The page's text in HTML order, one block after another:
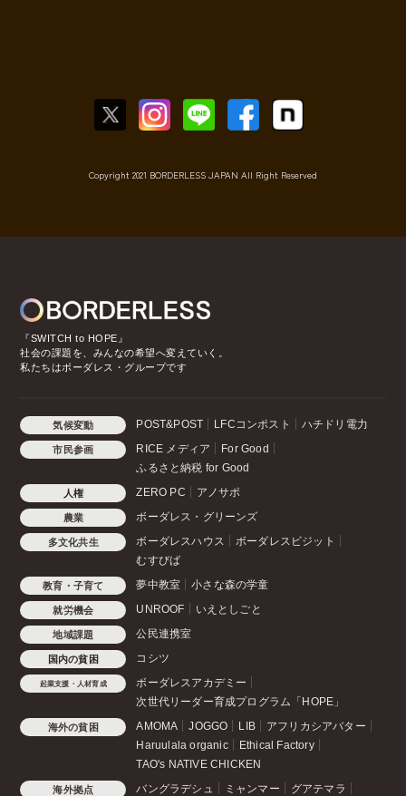
Copyright 2021 BORDERLESS JAPAN All Right Reserved
『SWITCH to HOPE』
社会の課題を、みんなの希望へ変えていく。
私たちはボーダレス・グループです
気候変動 POST&POST LFCコンポスト ハチドリ電力
市民参画 RICE メディア
For Good
ふるさと納税 for Good
人権 ZERO PC アノサポ
農業 ボーダレス・グリーンズ
多文化共生 ボーダレスハウス
ボーダレスビジット
むすびば
教育・子育て 夢中教室 小さな森の学童
就労機会 UNROOF いえとしごと
地域課題 公民連携室
国内の貧困 コシツ
起業支援・人材育成
ボーダレスアカデミー
次世代リーダー育成プログラム「HOPE」
海外の貧困 AMOMA JOGGO LIB
アフリカシアバター
Haruulala organic
Ethical Factory
TAO's NATIVE CHICKEN
海外拠点 バングラデシュ ミャンマー グアテマラ